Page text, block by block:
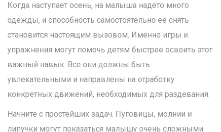
Когда наступает осень, на малыша надето много
одежды, и способность самостоятельно её снять
становится настоящим вызовом. Именно игры и
упражнения могут помочь детям быстрее освоить этот
важный навык. Все они должны быть
увлекательными и направлены на отработку
конкретных движений, необходимых для раздевания.
Начните с простейших задач. Пуговицы, молнии и
липучки могут показаться малышу очень сложными.